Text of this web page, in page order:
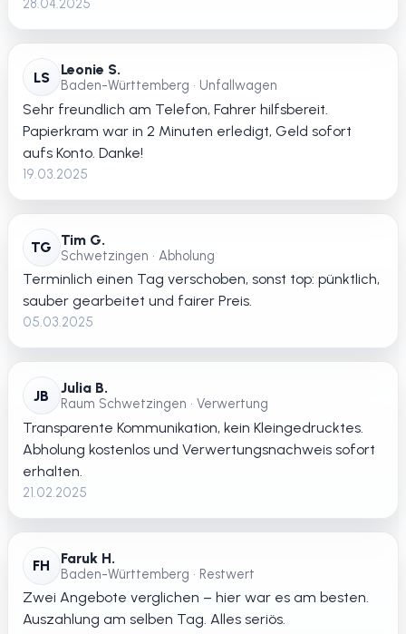
28.04.2025
LS Leonie S.
Baden-Württemberg • Unfallwagen
Sehr freundlich am Telefon, Fahrer hilfsbereit.
Papierkram war in 2 Minuten erledigt, Geld sofort
aufs Konto. Danke!
19.03.2025
TG Tim G.
Schwetzingen • Abholung
Terminlich einen Tag verschoben, sonst top: pünktlich,
sauber gearbeitet und fairer Preis.
05.03.2025
JB Julia B.
Raum Schwetzingen • Verwertung
Transparente Kommunikation, kein Kleingedrucktes.
Abholung kostenlos und Verwertungsnachweis sofort
erhalten.
21.02.2025
FH Faruk H.
Baden-Württemberg • Restwert
Zwei Angebote verglichen – hier war es am besten.
Auszahlung am selben Tag. Alles seriös.